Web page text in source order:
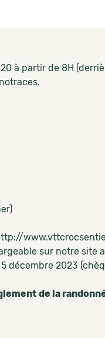
à partir de 8H
sur notre site
décembre 2023
de la